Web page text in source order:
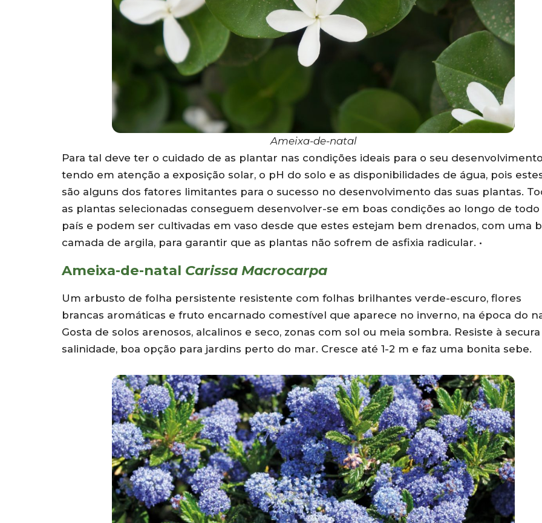
Ameixa-de-natal
Para tal deve ter o cuidado de as plantar nas condições ideais para o seu
tendo em atenção a exposição solar, o pH do solo e as disponibilidades de água, pois
são alguns dos fatores limitantes para o sucesso no desenvolvimento das suas plantas.
as plantas selecionadas conseguem desenvolver-se em boas condições ao longo de todo
país e podem ser cultivadas em vaso desde que estes estejam bem drenados, com uma
camada de argila, para garantir que as plantas não sofrem de asfixia radicular. •
Ameixa-de-natal Carissa Macrocarpa
Um arbusto de folha persistente resistente com folhas brilhantes verde-escuro, flores
brancas aromáticas e fruto encarnado comestível que aparece no inverno, na época do
Gosta de solos arenosos, alcalinos e seco, zonas com sol ou meia sombra. Resiste à secura
salinidade, boa opção para jardins perto do mar. Cresce até 1-2 m e faz uma bonita sebe.